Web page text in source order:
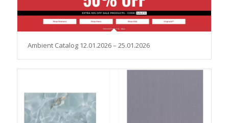
Ambient Catalog 12.01.2026 – 25.01.2026